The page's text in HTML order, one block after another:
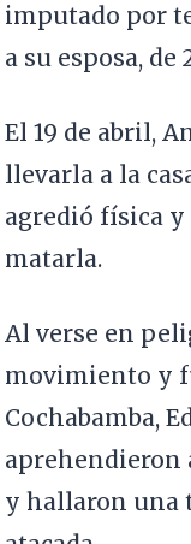
imputado por
a su esposa, de
El 19 de abril,
llevarla a la
agredió física
matarla.
Al verse en
movimiento y
Cochabamba,
aprehendieron
y hallaron una